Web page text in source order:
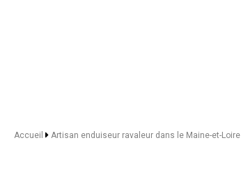
Accueil Artisan enduiseur ravaleur dans le Maine-et-Loire